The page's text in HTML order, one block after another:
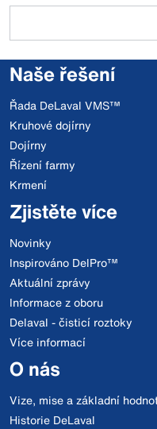
Naše řešení
Řada DeLaval VMS™
Kruhové dojírny
Dojírny
Řízení farmy
Krmení
Zjistěte více
Novinky
Inspirováno DelPro™
Aktuální zprávy
Informace z oboru
Delaval - čisticí roztoky
Více informací
O nás
Vize, mise a základní
Historie DeLaval